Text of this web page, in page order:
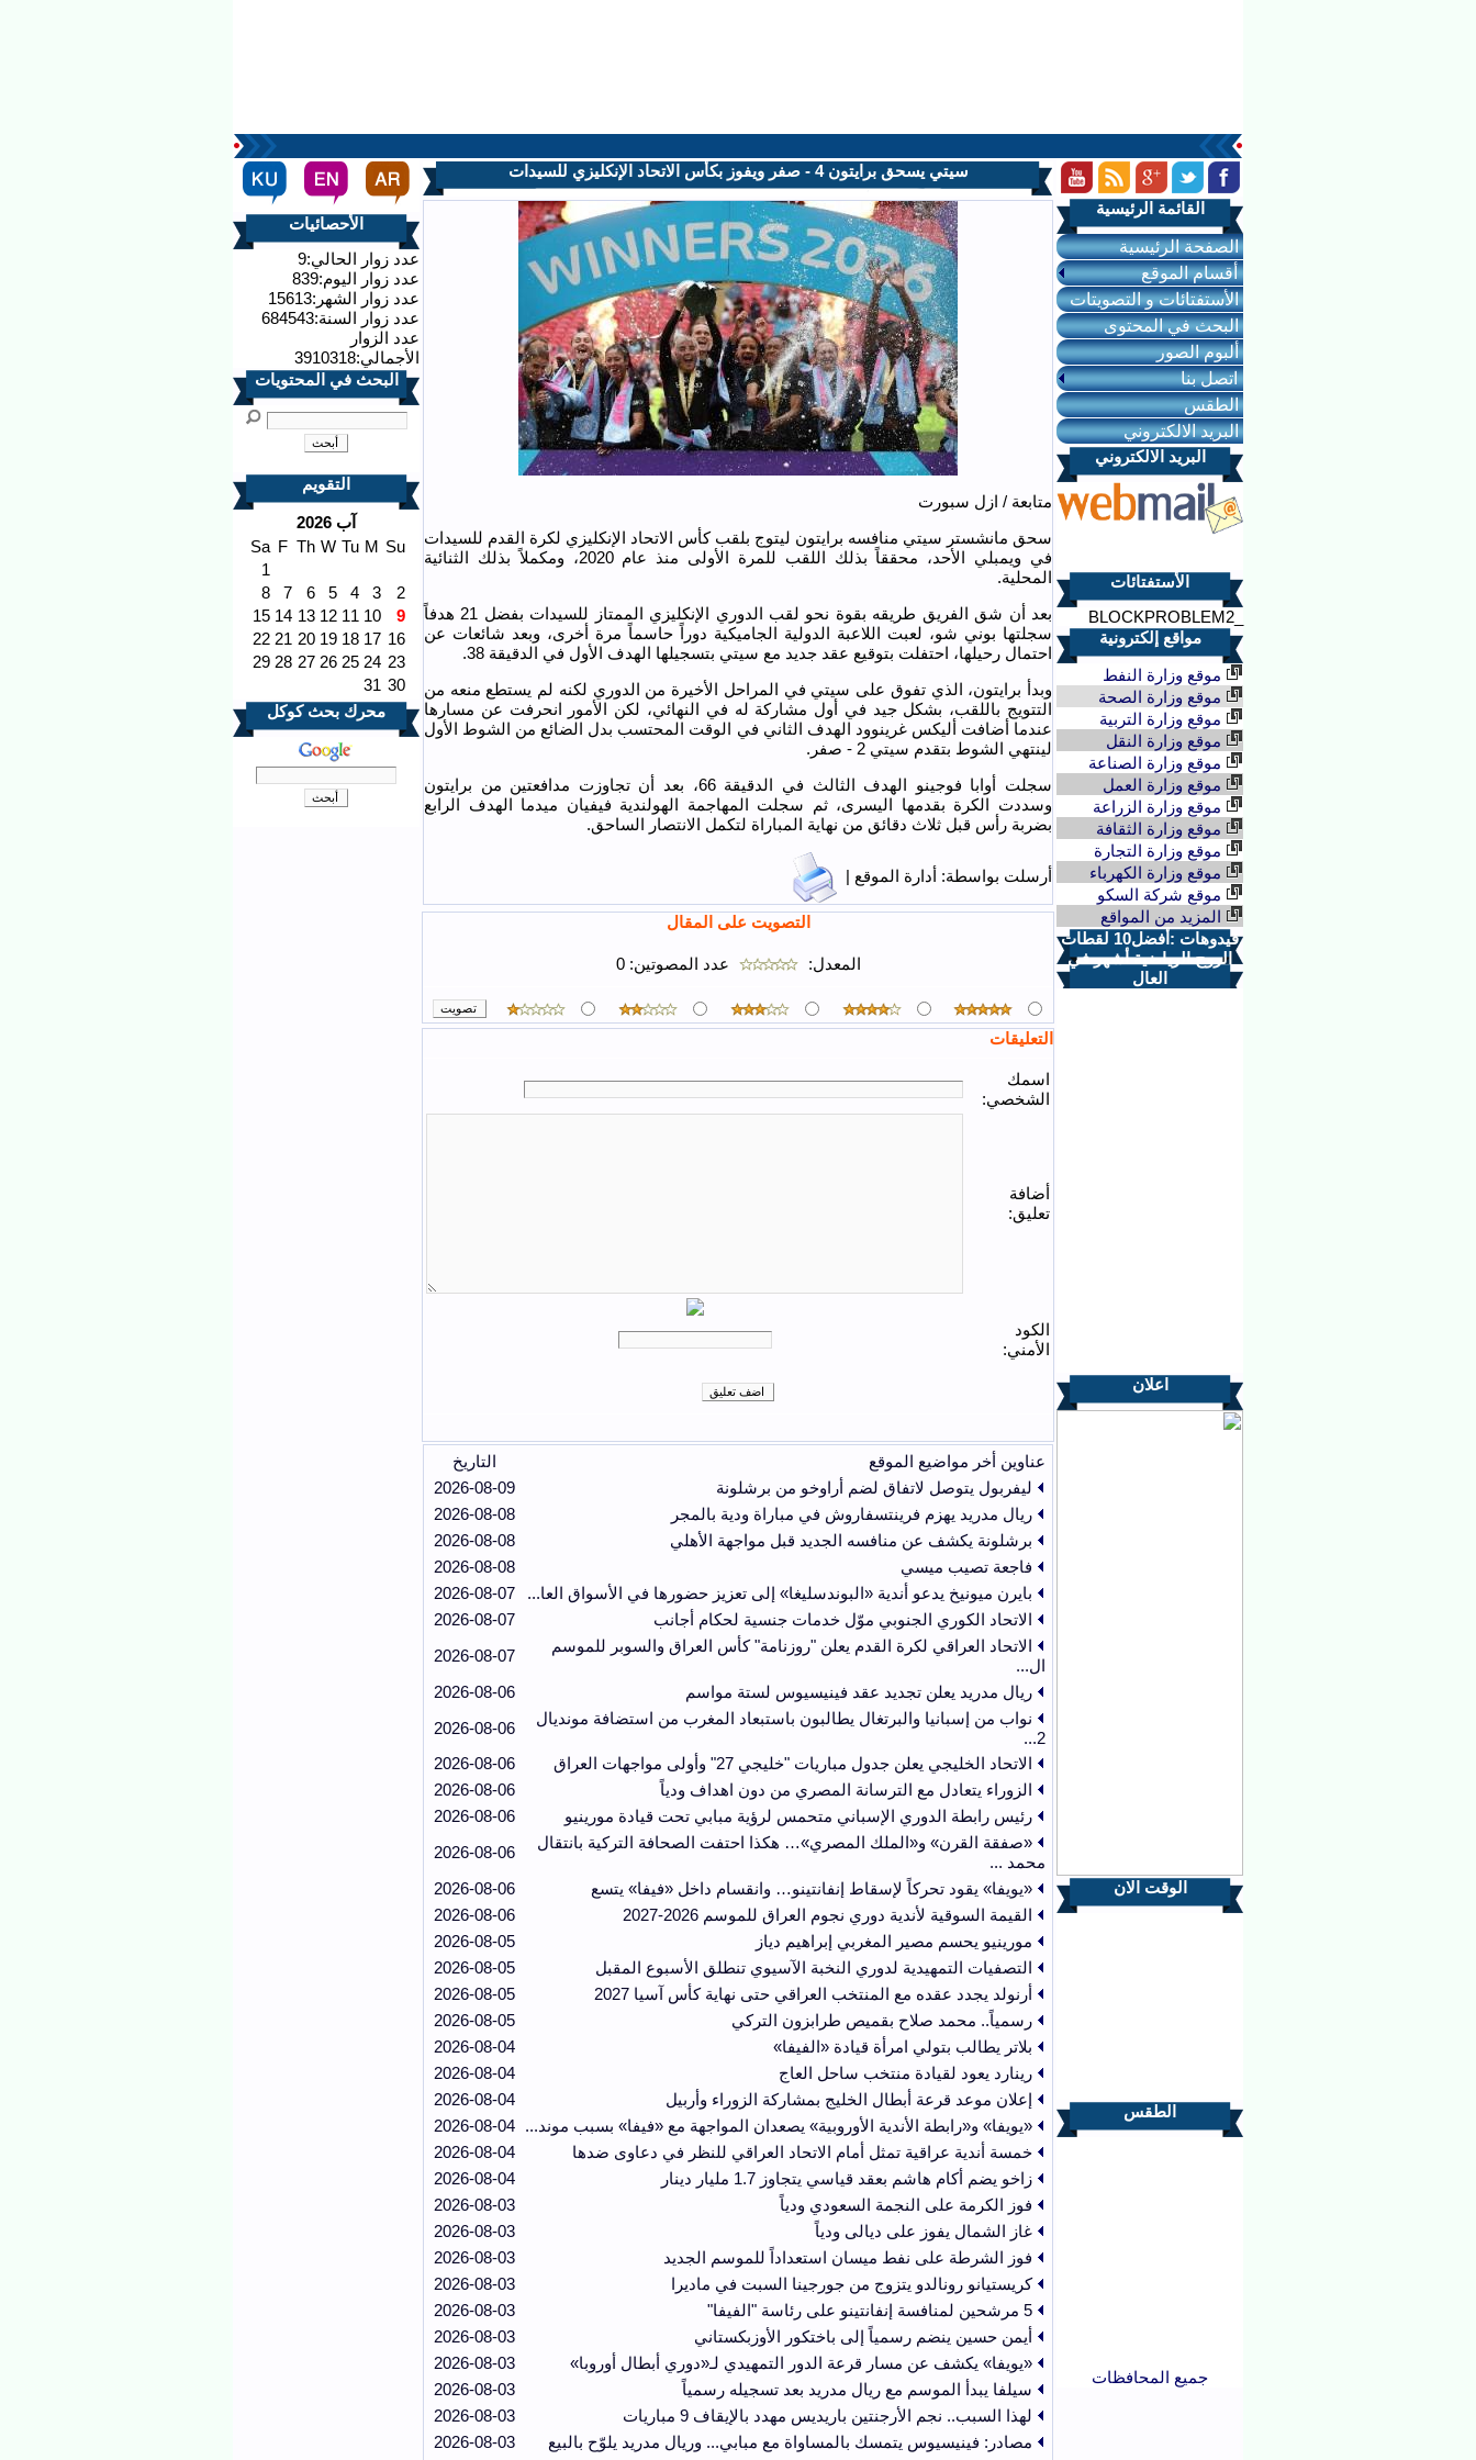
القائمة الرئيسية
الصفحة الرئيسية
أقسام الموقع
الأستفتائات و التصويتات
البحث في المحتوى
ألبوم الصور
اتصل بنا
الطقس
البريد الالكتروني
البريد الالكتروني
الأستفتائات
مواقع إلكترونية
موقع وزارة النفط
موقع وزارة الصحة
موقع وزارة التربية
موقع وزارة النقل
موقع وزارة الصناعة
موقع وزارة العمل
موقع وزارة الزراعة
موقع وزارة الثقافة
موقع وزارة التجارة
موقع وزارة الكهرباء
موقع شركة السكو
المزيد من المواقع
فيدوهات :أفضل10 لقطات
الروح الرياضية أشهر في
العال
اعلان
الوقت الان
الطقس
جميع المحافظات
سيتي يسحق برايتون 4 - صفر ويفوز بكأس الاتحاد الإنكليزي للسيدات
متابعة / ازل سبورت
سحق مانشستر سيتي منافسه برايتون ليتوج بلقب كأس الاتحاد الإنكليزي لكرة القدم للسيدات
في ويمبلي الأحد، محققاً بذلك اللقب للمرة الأولى منذ عام 2020، ومكملاً بذلك الثنائية
المحلية.
بعد أن شق الفريق طريقه بقوة نحو لقب الدوري الإنكليزي الممتاز للسيدات بفضل 21 هدفاً
سجلتها بوني شو، لعبت اللاعبة الدولية الجاميكية دوراً حاسماً مرة أخرى، وبعد شائعات عن
احتمال رحيلها، احتفلت بتوقيع عقد جديد مع سيتي بتسجيلها الهدف الأول في الدقيقة 38.
وبدأ برايتون، الذي تفوق على سيتي في المراحل الأخيرة من الدوري لكنه لم يستطع منعه من
التتويج باللقب، بشكل جيد في أول مشاركة له في النهائي، لكن الأمور انحرفت عن مسارها
عندما أضافت أليكس غرينوود الهدف الثاني في الوقت المحتسب بدل الضائع من الشوط الأول
لينتهي الشوط بتقدم سيتي 2 - صفر.
سجلت أوابا فوجينو الهدف الثالث في الدقيقة 66، بعد أن تجاوزت مدافعتين من برايتون
وسددت الكرة بقدمها اليسرى، ثم سجلت المهاجمة الهولندية فيفيان ميدما الهدف الرابع
بضربة رأس قبل ثلاث دقائق من نهاية المباراة لتكمل الانتصار الساحق.
أرسلت بواسطة: أدارة الموقع |
التصويت على المقال
المعدل: عدد المصوتين: 0
التعليقات
اسمك
الشخصي:
أضافة
تعليق:
الكود
الأمني:
عناوين أخر مواضيع الموقع
التاريخ
ليفربول يتوصل لاتفاق لضم أراوخو من برشلونة
2026-08-09
ريال مدريد يهزم فرينتسفاروش في مباراة ودية بالمجر
2026-08-08
برشلونة يكشف عن منافسه الجديد قبل مواجهة الأهلي
2026-08-08
فاجعة تصيب ميسي
2026-08-08
بايرن ميونيخ يدعو أندية «البوندسليغا» إلى تعزيز حضورها في الأسواق العا...
2026-08-07
الاتحاد الكوري الجنوبي موّل خدمات جنسية لحكام أجانب
2026-08-07
الاتحاد العراقي لكرة القدم يعلن "روزنامة" كأس العراق والسوبر للموسم
ال...
2026-08-07
ريال مدريد يعلن تجديد عقد فينيسيوس لستة مواسم
2026-08-06
نواب من إسبانيا والبرتغال يطالبون باستبعاد المغرب من استضافة مونديال
2...
2026-08-06
الاتحاد الخليجي يعلن جدول مباريات "خليجي 27" وأولى مواجهات العراق
2026-08-06
الزوراء يتعادل مع الترسانة المصري من دون اهداف ودياً
2026-08-06
رئيس رابطة الدوري الإسباني متحمس لرؤية مبابي تحت قيادة مورينيو
2026-08-06
«صفقة القرن» و«الملك المصري»… هكذا احتفت الصحافة التركية بانتقال
محمد ...
2026-08-06
«يويفا» يقود تحركاً لإسقاط إنفانتينو… وانقسام داخل «فيفا» يتسع
2026-08-06
القيمة السوقية لأندية دوري نجوم العراق للموسم 2026-2027
2026-08-06
مورينيو يحسم مصير المغربي إبراهيم دياز
2026-08-05
التصفيات التمهيدية لدوري النخبة الآسيوي تنطلق الأسبوع المقبل
2026-08-05
أرنولد يجدد عقده مع المنتخب العراقي حتى نهاية كأس آسيا 2027
2026-08-05
رسمياً.. محمد صلاح بقميص طرابزون التركي
2026-08-05
بلاتر يطالب بتولي امرأة قيادة «الفيفا»
2026-08-04
رينارد يعود لقيادة منتخب ساحل العاج
2026-08-04
إعلان موعد قرعة أبطال الخليج بمشاركة الزوراء وأربيل
2026-08-04
«يويفا» و«رابطة الأندية الأوروبية» يصعدان المواجهة مع «فيفا» بسبب موند...
2026-08-04
خمسة أندية عراقية تمثل أمام الاتحاد العراقي للنظر في دعاوى ضدها
2026-08-04
زاخو يضم أكام هاشم بعقد قياسي يتجاوز 1.7 مليار دينار
2026-08-04
فوز الكرمة على النجمة السعودي ودياً
2026-08-03
غاز الشمال يفوز على ديالى ودياً
2026-08-03
فوز الشرطة على نفط ميسان استعداداً للموسم الجديد
2026-08-03
كريستيانو رونالدو يتزوج من جورجينا السبت في ماديرا
2026-08-03
5 مرشحين لمنافسة إنفانتينو على رئاسة "الفيفا"
2026-08-03
أيمن حسين ينضم رسمياً إلى باختكور الأوزبكستاني
2026-08-03
«يويفا» يكشف عن مسار قرعة الدور التمهيدي لـ«دوري أبطال أوروبا»
2026-08-03
سيلفا يبدأ الموسم مع ريال مدريد بعد تسجيله رسمياً
2026-08-03
لهذا السبب.. نجم الأرجنتين باريديس مهدد بالإيقاف 9 مباريات
2026-08-03
مصادر: فينيسيوس يتمسك بالمساواة مع مبابي... وريال مدريد يلوّح بالبيع
2026-08-03
الأحصائيات
عدد زوار الحالي:9
عدد زوار اليوم:839
عدد زوار الشهر:15613
عدد زوار السنة:684543
عدد الزوار
الأجمالي:3910318
البحث في المحتويات
التقويم
آب 2026
Su
M
Tu
W
Th
F
Sa
1
2
3
4
5
6
7
8
9
10
11
12
13
14
15
16
17
18
19
20
21
22
23
24
25
26
27
28
29
30
31
محرك بحث كوكل